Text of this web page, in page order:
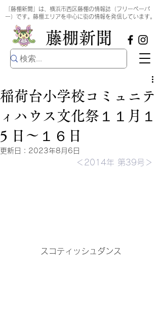
​藤棚新聞
「藤棚新聞」は、横浜市西区藤棚の情報誌（フリーペーパ
ー）です。藤棚エリアを中心に街の情報を発信しています。
稲荷台小学校コミュニテ
ィハウス文化祭１１月１
5 日～１６日
更新日： 2023年8月6日
＜2014年 第39号＞
スコティッシュダンス